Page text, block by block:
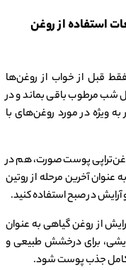
استفاده از روغن
قبل از خواب از روغن‌ها
شب مرطوب باقی بماند و در
ویژه در مورد روغن‌های با
پوست صورت، هم در
آخرین مرحله از روتین
در صبح استفاده کنید.
از روغن گیاهی به عنوان
برای درخشش طبیعی و
کامل جذب پوست شود.